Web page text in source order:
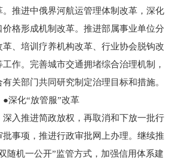
。推进中俄界河航运管理体制改革，深化
价格形成机制改革。推进部属事业单位分
革、培训疗养机构改革、行业协会脱钩改
工作。完善城市交通拥堵综合治理机制，
有关部门共同研究制定治理目标和措施。
●深化“放管服”改革
深入推进简政放权，再取消和下放一批行
批事项，推进行政审批网上办理。继续推
随机一公开”监管方式，加强信用体系建